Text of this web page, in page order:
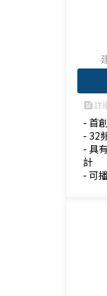
feed詳
- 首
- 32
- 具
計
- 可